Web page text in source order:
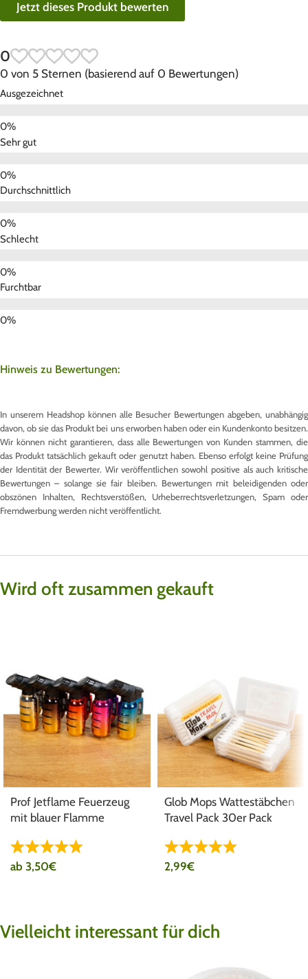
Jetzt dieses Produkt bewerten
0
0 von 5 Sternen (basierend auf 0 Bewertungen)
Ausgezeichnet
Sehr gut
Durchschnittlich
Schlecht
Furchtbar
Hinweis zu Bewertungen:
In unserem Headshop können alle Besucher Bewertungen abgeben, unabhängig
davon, ob sie das Produkt bei uns erworben haben oder ein Kundenkonto besitzen.
Wir können nicht garantieren, dass alle Bewertungen von Kunden stammen, die
das Produkt tatsächlich gekauft oder genutzt haben. Ebenso erfolgt keine Prüfung
der Identität der Bewerter. Wir veröffentlichen sowohl positive als auch kritische
Bewertungen – solange sie fair bleiben. Bewertungen mit beleidigenden oder
obszönen Inhalten, Rechtsverstößen, Urheberrechtsverletzungen, Spam oder
Fremdwerbung werden nicht veröffentlicht.
Wird oft zusammen gekauft
Prof Jetflame Feuerzeug
mit blauer Flamme
ab 3,50€
Glob Mops Wattestäbchen
Travel Pack 30er Pack
2,99€
Vielleicht interessant für dich